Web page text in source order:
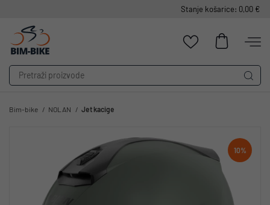
Stanje košarice: 0,00 €
Bim-bike NOLAN Jet kacige
10%